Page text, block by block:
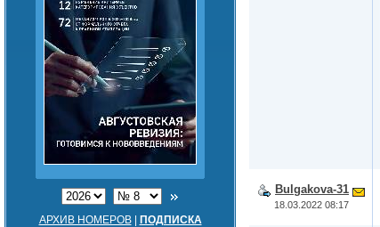
АРХИВ НОМЕРОВ| ПОДПИСКА
Bulgakova-31
18.03.2022 08:17